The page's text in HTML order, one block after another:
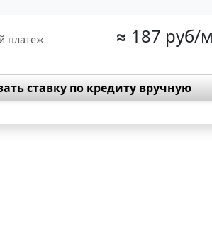
платеж ≈ 187 руб/
ставку по кредиту вручную